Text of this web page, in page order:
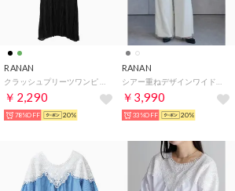
RANAN
￥2,290
78%OFF 20%
RANAN
￥3,990
33%OFF 20%